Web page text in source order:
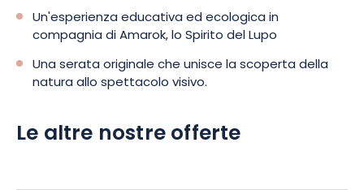
Un'esperienza educativa ed ecologica in
compagnia di Amarok, lo Spirito del Lupo
Una serata originale che unisce la scoperta della
natura allo spettacolo visivo.
Le altre nostre offerte